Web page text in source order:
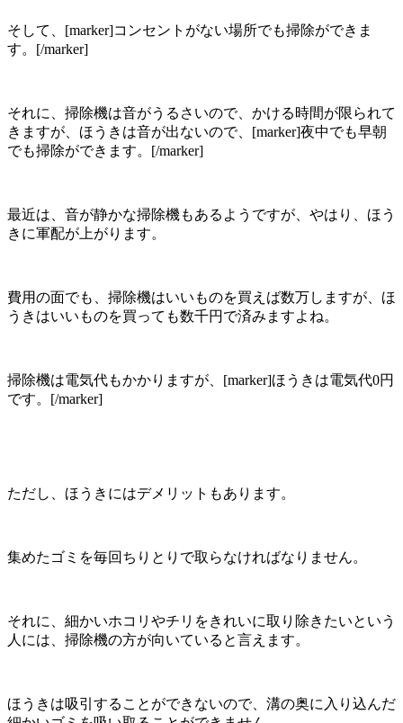
そして、[marker]コンセントがない場所でも掃除ができま
す。[/marker]
それに、掃除機は音がうるさいので、かける時間が限られて
きますが、ほうきは音が出ないので、[marker]夜中でも早朝
でも掃除ができます。[/marker]
最近は、音が静かな掃除機もあるようですが、やはり、ほう
きに軍配が上がります。
費用の面でも、掃除機はいいものを買えば数万しますが、ほ
うきはいいものを買っても数千円で済みますよね。
掃除機は電気代もかかりますが、[marker]ほうきは電気代0円
です。[/marker]
ただし、ほうきにはデメリットもあります。
集めたゴミを毎回ちりとりで取らなければなりません。
それに、細かいホコリやチリをきれいに取り除きたいという
人には、掃除機の方が向いていると言えます。
ほうきは吸引することができないので、溝の奥に入り込んだ